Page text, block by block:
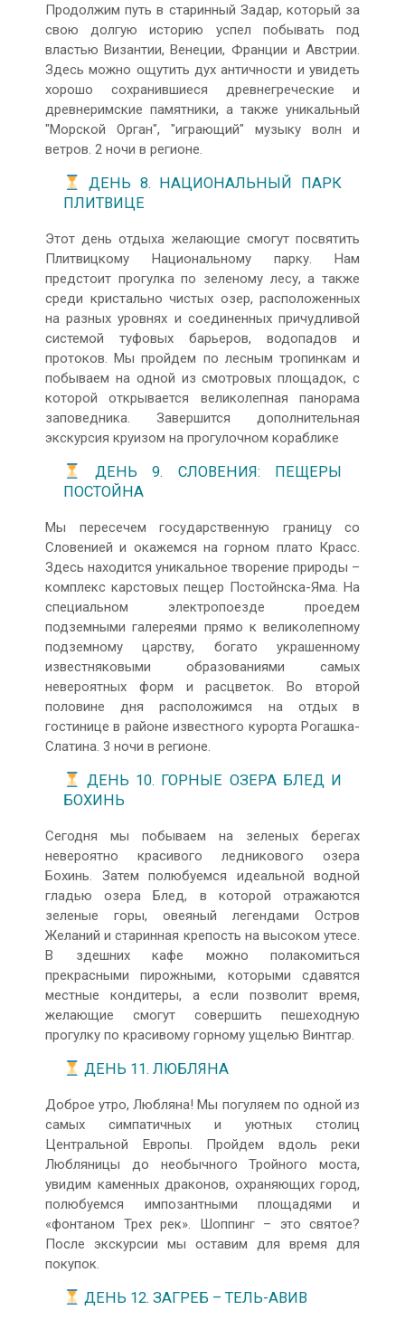
Продолжим путь в старинный Задар, который за
свою долгую историю успел побывать под
властью Византии, Венеции, Франции и Австрии.
Здесь можно ощутить дух античности и увидеть
хорошо сохранившиеся древнегреческие и
древнеримские памятники, а также уникальный
"Морской Орган", "играющий" музыку волн и
ветров. 2 ночи в регионе.
ДЕНЬ 8. НАЦИОНАЛЬНЫЙ ПАРК
ПЛИТВИЦЕ
Этот день отдыха желающие смогут посвятить
Плитвицкому Национальному парку. Нам
предстоит прогулка по зеленому лесу, а также
среди кристально чистых озер, расположенных
на разных уровнях и соединенных причудливой
системой туфовых барьеров, водопадов и
протоков. Мы пройдем по лесным тропинкам и
побываем на одной из смотровых площадок, с
которой открывается великолепная панорама
заповедника. Завершится дополнительная
экскурсия круизом на прогулочном кораблике
ДЕНЬ 9. СЛОВЕНИЯ: ПЕЩЕРЫ
ПОСТОЙНА
Мы пересечем государственную границу со
Словенией и окажемся на горном плато Красс.
Здесь находится уникальное творение природы –
комплекс карстовых пещер Постойнска-Яма. На
специальном электропоезде проедем
подземными галереями прямо к великолепному
подземному царству, богато украшенному
известняковыми образованиями самых
невероятных форм и расцветок. Во второй
половине дня расположимся на отдых в
гостинице в районе известного курорта Рогашка-
Слатина. 3 ночи в регионе.
ДЕНЬ 10. ГОРНЫЕ ОЗЕРА БЛЕД И
БОХИНЬ
Сегодня мы побываем на зеленых берегах
невероятно красивого ледникового озера
Бохинь. Затем полюбуемся идеальной водной
гладью озера Блед, в которой отражаются
зеленые горы, овеяный легендами Остров
Желаний и старинная крепость на высоком утесе.
В здешних кафе можно полакомиться
прекрасными пирожными, которыми сдавятся
местные кондитеры, а если позволит время,
желающие смогут совершить пешеходную
прогулку по красивому горному ущелью Винтгар.
ДЕНЬ 11. ЛЮБЛЯНА
Доброе утро, Любляна! Мы погуляем по одной из
самых симпатичных и уютных столиц
Центральной Европы. Пройдем вдоль реки
Любляницы до необычного Тройного моста,
увидим каменных драконов, охраняющих город,
полюбуемся импозантными площадями и
«фонтаном Трех рек». Шоппинг – это святое?
После экскурсии мы оставим для время для
покупок.
ДЕНЬ 12. ЗАГРЕБ – ТЕЛЬ-АВИВ